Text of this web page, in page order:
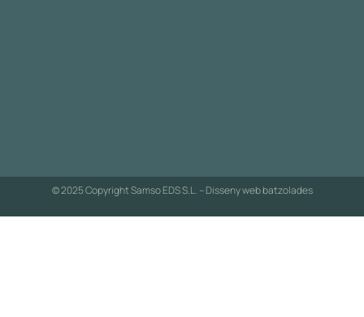
© 2025 Copyright Samso EDS S.L. – Disseny webbatzolades